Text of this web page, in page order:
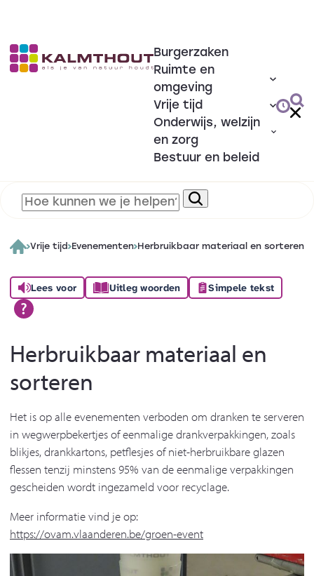
Burgerzaken
Ruimte en
omgeving
Vrije tijd
Onderwijs, welzijn
en zorg
Bestuur en beleid
Vrije tijd Evenementen Herbruikbaar materiaal en sorteren
Lees voor Uitleg woorden Simpele tekst
Herbruikbaar materiaal en
sorteren
Het is op alle evenementen verboden om dranken te serveren
in wegwerpbekertjes of eenmalige drankverpakkingen, zoals
blikjes, drankkartons, petflesjes of niet-herbruikbare glazen
flessen tenzij minstens 95% van de eenmalige verpakkingen
gescheiden wordt ingezameld voor recyclage.
Meer informatie vind je op:
https://ovam.vlaanderen.be/groen-event